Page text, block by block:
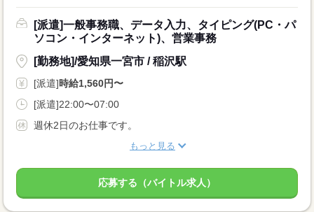
[派遣]一般事務職、データ入力、タイピング(PC・パ
ソコン・インターネット)、営業事務
[勤務地]/愛知県一宮市 / 稲沢駅
[派遣]時給1,560円〜
[派遣]22:00〜07:00
週休2日のお仕事です。
もっと見る
応募する（バイトル求人）